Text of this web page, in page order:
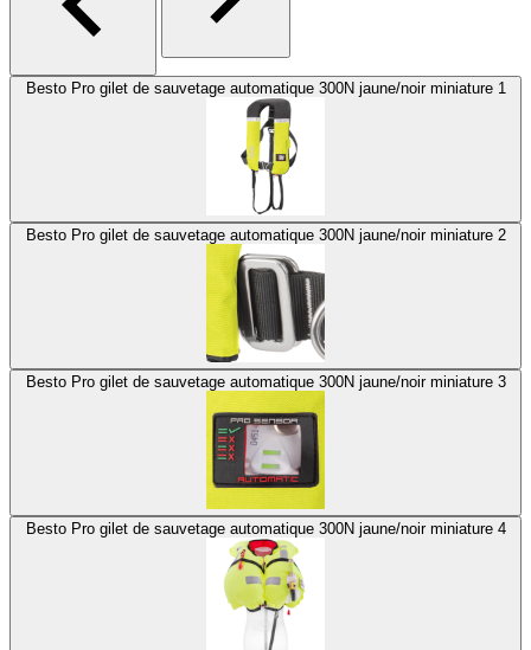
Besto Pro gilet de sauvetage automatique 300N jaune/noir miniature 1
Besto Pro gilet de sauvetage automatique 300N jaune/noir miniature 2
Besto Pro gilet de sauvetage automatique 300N jaune/noir miniature 3
Besto Pro gilet de sauvetage automatique 300N jaune/noir miniature 4